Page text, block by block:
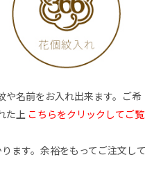
や名前をお入れ出来ます。ご希
た上 こちらをクリックしてご覧
ます。余裕をもってご注文して